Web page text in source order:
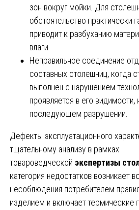
зон вокруг мойки. Для
обстоятельство практически
приводит к разбуханию
влаги.
Неправильное соединение
составных столешниц, когда
выполнен с нарушением
проявляется в его видимости,
последующем разрушении.
Дефекты эксплуатационного
тщательному анализу в рамках
товароведческой экспертизы
категория недостатков возникает
несоблюдения потребителем
изделием и включает термические